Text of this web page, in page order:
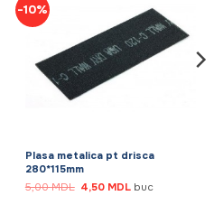
-10%
Plasa metalica pt drisca
280*115mm
5,00MDL Prețul
inițial
4,50 MDLPrețul
buc